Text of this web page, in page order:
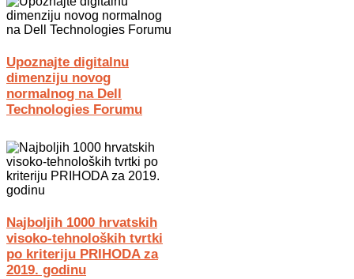
Upoznajte digitalnu
dimenziju novog
normalnog na Dell
Technologies Forumu
Najboljih 1000 hrvatskih
visoko-tehnoloških tvrtki
po kriteriju PRIHODA za
2019. godinu